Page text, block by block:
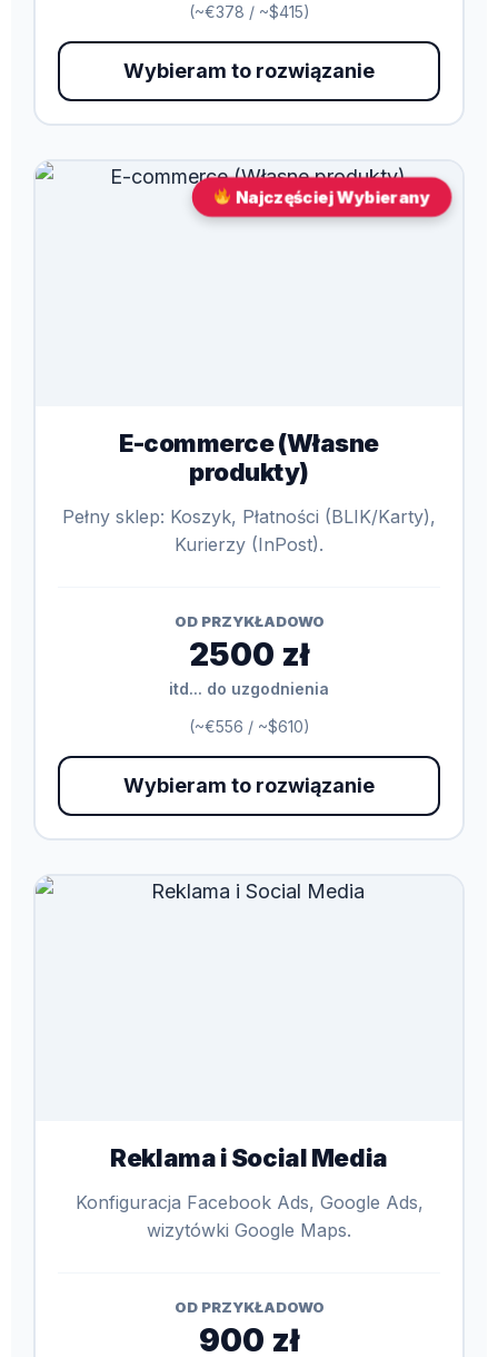
(~€378 / ~$415)
Wybieram to rozwiązanie
Najczęściej Wybierany
E-commerce (Własne
produkty)
Pełny sklep: Koszyk, Płatności (BLIK/Karty),
Kurierzy (InPost).
OD PRZYKŁADOWO
2500 zł
itd... do uzgodnienia
(~€556 / ~$610)
Wybieram to rozwiązanie
Reklama i Social Media
Konfiguracja Facebook Ads, Google Ads,
wizytówki Google Maps.
OD PRZYKŁADOWO
900 zł